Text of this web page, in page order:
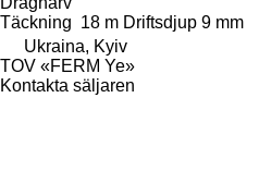
Täckning 18 m Driftsdjup 9 mm
Ukraina, Kyiv
TOV «FERM Ye»
Kontakta säljaren